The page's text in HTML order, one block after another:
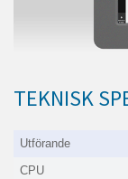
TEKNISK
Utförande
CPU